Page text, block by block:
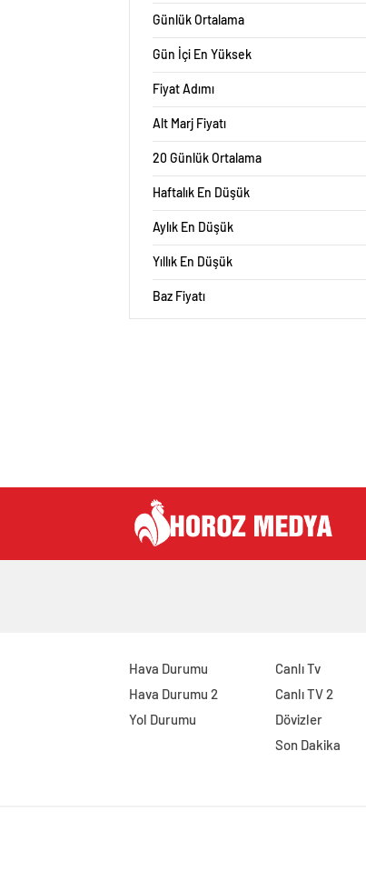
Günlük Ortalama
Gün İçi En Yüksek
Fiyat Adımı
Alt Marj Fiyatı
20 Günlük Ortalama
Haftalık En Düşük
Aylık En Düşük
Yıllık En Düşük
Baz Fiyatı
Hava Durumu
Hava Durumu 2
Yol Durumu
Canlı Tv
Canlı TV 2
Dövizler
Son Dakika